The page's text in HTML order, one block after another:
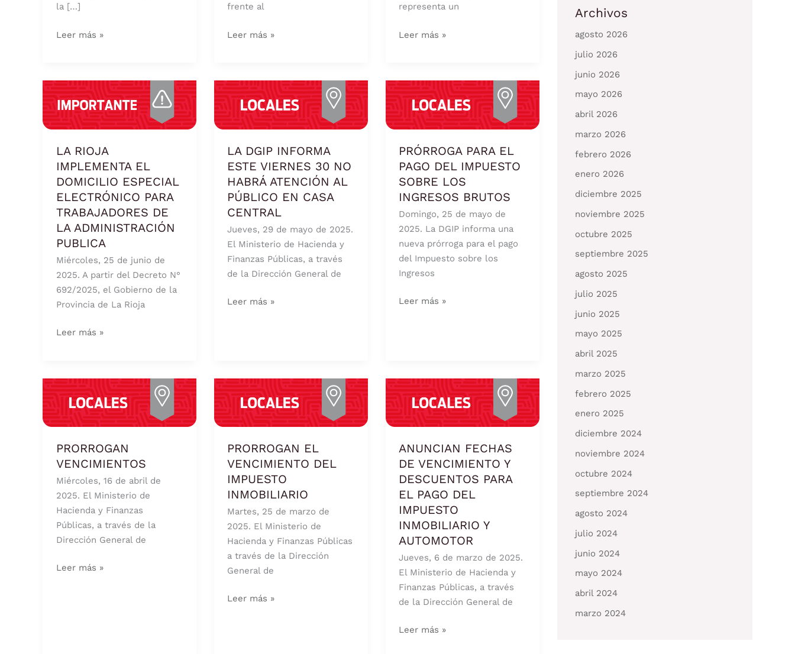
la […]
Leer más »
frente al
Leer más »
representa un
Leer más »
LA RIOJA
IMPLEMENTA EL
DOMICILIO ESPECIAL
ELECTRÓNICO PARA
TRABAJADORES DE
LA ADMINISTRACIÓN
PUBLICA
Miércoles, 25 de junio de
2025. A partir del Decreto N°
692/2025, el Gobierno de la
Provincia de La Rioja
RIOJA
EL
DOMICILIO
ESPECIAL
ELECTRÓNICO
PARA
TRABAJADORES
DE
LA
ADMINISTRACIÓN
PUBLICA
Leer más »
LA DGIP INFORMA
ESTE VIERNES 30 NO
HABRÁ ATENCIÓN AL
PÚBLICO EN CASA
CENTRAL
Jueves, 29 de mayo de 2025.
El Ministerio de Hacienda y
Finanzas Públicas, a través
de la Dirección General de
DGIP
ESTE
VIERNES
30
NO
HABRÁ
ATENCIÓN
AL
PÚBLICO
EN
CASA
CENTRAL
Leer más »
PRÓRROGA PARA EL
PAGO DEL IMPUESTO
SOBRE LOS
INGRESOS BRUTOS
Domingo, 25 de mayo de
2025. La DGIP informa una
nueva prórroga para el pago
del Impuesto sobre los
Ingresos
PARA
PAGO
DEL
IMPUESTO
SOBRE
LOS
INGRESOS
BRUTOS
Leer más »
PRORROGAN
VENCIMIENTOS
Miércoles, 16 de abril de
2025. El Ministerio de
Hacienda y Finanzas
Públicas, a través de la
Dirección General de
VENCIMIENTOS
Leer más »
PRORROGAN EL
VENCIMIENTO DEL
IMPUESTO
INMOBILIARIO
Martes, 25 de marzo de
2025. El Ministerio de
Hacienda y Finanzas Públicas
a través de la Dirección
General de
DEL
IMPUESTO
INMOBILIARIO
Leer más »
ANUNCIAN FECHAS
DE VENCIMIENTO Y
DESCUENTOS PARA
EL PAGO DEL
IMPUESTO
INMOBILIARIO Y
AUTOMOTOR
Jueves, 6 de marzo de 2025.
El Ministerio de Hacienda y
Finanzas Públicas, a través
de la Dirección General de
FECHAS
VENCIMIENTO
Y
DESCUENTOS
PARA
EL
IMPUESTO
INMOBILIARIO
Y
AUTOMOTOR
Leer más »
Archivos
agosto 2026
julio 2026
junio 2026
mayo 2026
abril 2026
marzo 2026
febrero 2026
enero 2026
diciembre 2025
noviembre 2025
octubre 2025
septiembre 2025
agosto 2025
julio 2025
junio 2025
mayo 2025
abril 2025
marzo 2025
febrero 2025
enero 2025
diciembre 2024
noviembre 2024
octubre 2024
septiembre 2024
agosto 2024
julio 2024
junio 2024
mayo 2024
abril 2024
marzo 2024